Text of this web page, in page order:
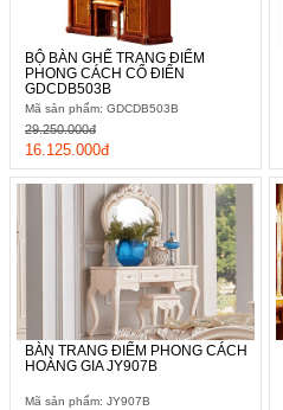
BỘ BÀN GHẾ TRANG ĐIỂM
PHONG CÁCH CỔ ĐIỂN
GDCDB503B
Mã sản phẩm: GDCDB503B
16.125.000đ
29.250.000đ
BÀN TRANG ĐIỂM PHONG CÁCH
HOÀNG GIA JY907B
Mã sản phẩm: JY907B